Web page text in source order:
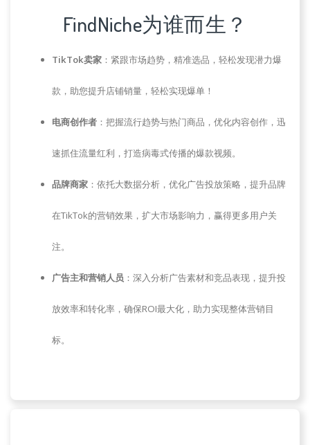
FindNiche为谁而生？
TikTok卖家 ：紧跟市场趋势，精准选品，轻松发现潜力爆
款，助您提升店铺销量，轻松实现爆单！
电商创作者 ：把握流行趋势与热门商品，优化内容创作，迅
速抓住流量红利，打造病毒式传播的爆款视频。
品牌商家 ：依托大数据分析，优化广告投放策略，提升品牌
在TikTok的营销效果，扩大市场影响力，赢得更多用户关
注。
广告主和营销人员 ：深入分析广告素材和竞品表现，提升投
放效率和转化率，确保ROI最大化，助力实现整体营销目
标。